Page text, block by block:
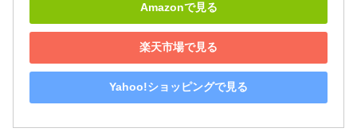
Amazonで見る
楽天市場で見る
Yahoo!ショッピングで見る